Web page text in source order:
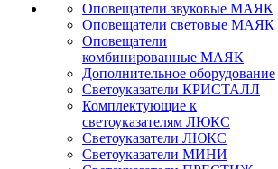
Оповещатели звуковые МАЯК
Оповещатели световые МАЯК
Оповещатели
комбинированные МАЯК
Дополнительное оборудование
Светоуказатели КРИСТАЛЛ
Комплектующие к
светоуказателям ЛЮКС
Светоуказатели ЛЮКС
Светоуказатели МИНИ